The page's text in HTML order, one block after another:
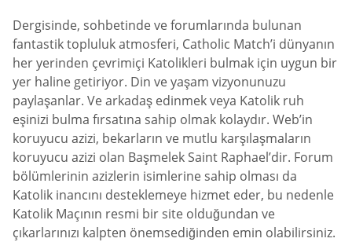
Dergisinde, sohbetinde ve forumlarında bulunan
fantastik topluluk atmosferi, Catholic Match’i dünyanın
her yerinden çevrimiçi Katolikleri bulmak için uygun bir
yer haline getiriyor. Din ve yaşam vizyonunuzu
paylaşanlar. Ve arkadaş edinmek veya Katolik ruh
eşinizi bulma fırsatına sahip olmak kolaydır. Web’in
koruyucu azizi, bekarların ve mutlu karşılaşmaların
koruyucu azizi olan Başmelek Saint Raphael’dir. Forum
bölümlerinin azizlerin isimlerine sahip olması da
Katolik inancını desteklemeye hizmet eder, bu nedenle
Katolik Maçının resmi bir site olduğundan ve
çıkarlarınızı kalpten önemsediğinden emin olabilirsiniz.